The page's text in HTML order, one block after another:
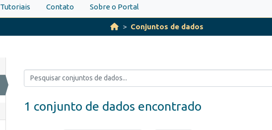
Tutoriais Contato Sobre o Portal
Conjuntos de dados
1 conjunto de dados encontrado